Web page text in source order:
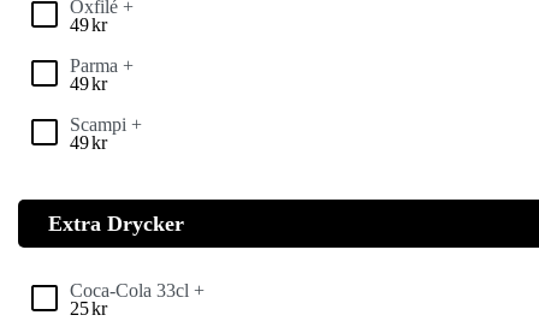
Oxfilé +
49kr
Parma +
49kr
Scampi +
49kr
Extra Drycker
Coca-Cola 33cl +
25kr